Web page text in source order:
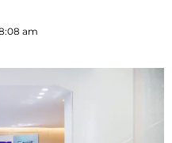
am